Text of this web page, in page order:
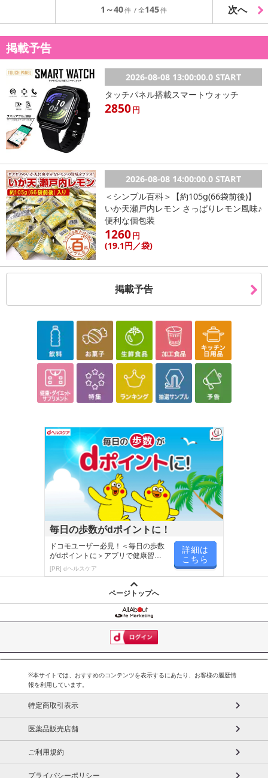
1～40 145 次へ
掲載予告
2026-08-08 13:00:00.0 START
タッチパネル搭載スマートウォッチ
2850円
2026-08-08 14:00:00.0 START
＜シンプル百科＞【約105g(66袋前後)】
いか天瀬戸内レモン さっぱりレモン風味♪
便利な個包装
1260円
(19.1円／袋)
掲載予告
毎日の歩数がdポイントに！
ドコモユーザー必見！＜毎日の歩数
がdポイントに＞アプリで健康習慣
が楽しく続く
[PR] dヘルスケア
詳細は
こちら
ページトップへ
※本サイトでは、おすすめのコンテンツを表示するにあたり、お客様の履歴情
報を利用しています。
特定商取引表示
医薬品販売店舗
ご利用規約
プライバシーポリシー